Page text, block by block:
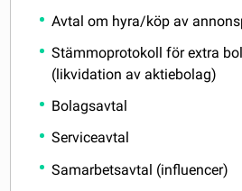
Avtal om hyra/köp av
Stämmoprotokoll för extra
(likvidation av aktiebolag)
Bolagsavtal
Serviceavtal
Samarbetsavtal (influencer)